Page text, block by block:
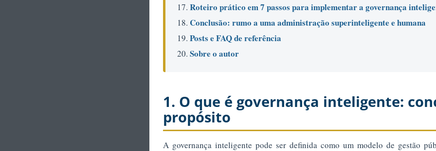
Roteiro prático em 7 passos para implementar a governança
Conclusão: rumo a uma administração superinteligente e humana
Posts e FAQ de referência
Sobre o autor
1. O que é governança inteligente:
propósito
A governança inteligente pode ser definida como um modelo de gestão